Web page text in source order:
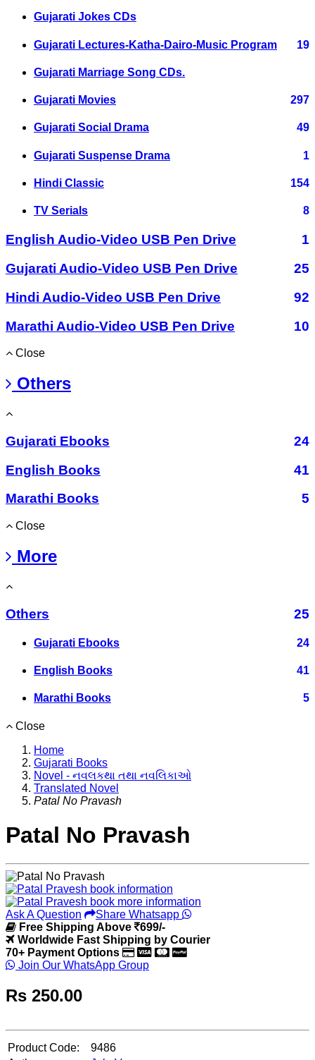
Gujarati Jokes CDs
Gujarati Lectures-Katha-Dairo-Music Program 19
Gujarati Marriage Song CDs.
Gujarati Movies 297
Gujarati Social Drama 49
Gujarati Suspense Drama 1
Hindi Classic 154
TV Serials 8
English Audio-Video USB Pen Drive
1
Gujarati Audio-Video USB Pen Drive
25
Hindi Audio-Video USB Pen Drive
92
Marathi Audio-Video USB Pen Drive
10
Close
Others
Gujarati Ebooks
24
English Books
41
Marathi Books
5
Close
More
Others 25
Gujarati Ebooks 24
English Books 41
Marathi Books 5
Close
Home
Gujarati Books
Novel - નવલકથા તથા નવલિકાઓ
Translated Novel
Patal No Pravash
Patal No Pravash
Ask A Question
Share Whatsapp
Free Shipping Above
699/-
Worldwide Fast Shipping by Courier
70+ Payment Options
Join Our WhatsApp Group
Rs 250.00
Product Code:
9486